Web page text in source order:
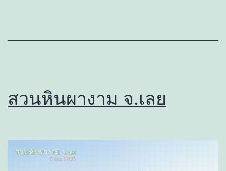
สวนหินผางาม จ.เลย